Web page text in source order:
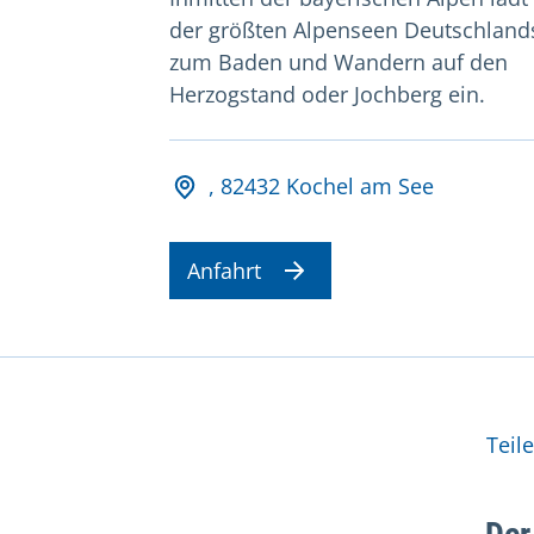
der größten Alpenseen
zum Baden und Wandern auf den
Herzogstand oder Jochberg ein.
Adresse und
, 82432 Kochel am See
Anfahrt